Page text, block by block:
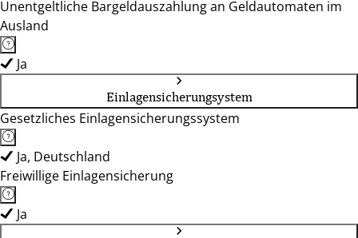
Unentgeltliche Bargeldauszahlung an Geldautomaten im
Ausland
Ja
Einlagensicherungsystem
Gesetzliches Einlagensicherungssystem
Ja, Deutschland
Freiwillige Einlagensicherung
Ja